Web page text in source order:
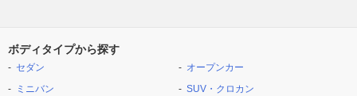
ボディタイプから探す
セダン
ミニバン
オープンカー
SUV・クロカン